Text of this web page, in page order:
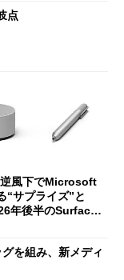
点
逆風下でMicrosoft
“サプライズ”と
年後半のSurface
を組み、新メディ